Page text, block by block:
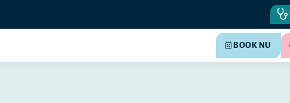
BOOK NU